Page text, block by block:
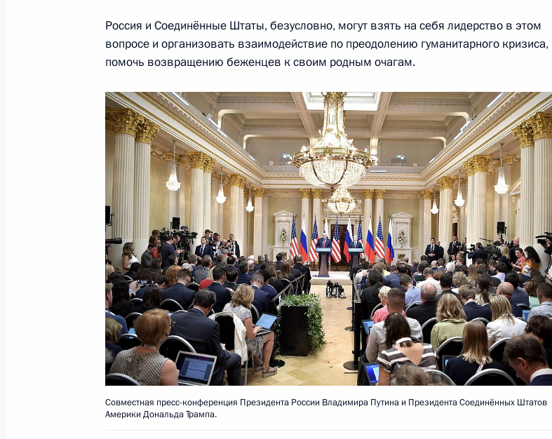
15 июля 2018 года, воскресенье
Ответы на вопросы журналистов по окончании финального
матча чемпионата мира по футболу
15 июля 2018 года, 21:20 Москва
2
Финальный матч чемпионата мира по футболу
15 июля 2018 года, 20:30 Москва
Встреча с главой МОК Томасом Бахом
15 июля 2018 года, 17:00 Москва, Кремль
2
Встреча с Президентом Франции Эммануэлем Макроном
15 июля 2018 года, 15:50 Москва, Кремль
Встреча с Президентом Хорватии Колиндой Грабар-Китарович
Россия и Соединённые Штаты, безусловно, могут взять на себя лидерство в этом
вопросе и организовать взаимодействие по преодолению гуманитарного кризиса,
помочь возвращению беженцев к своим родным очагам.
Совместная пресс-конференция Президента России Владимира Путина и Президента Соединённых Штатов
Америки Дональда Трампа.